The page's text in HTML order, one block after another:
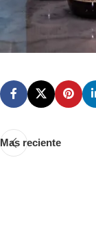
Mas reciente